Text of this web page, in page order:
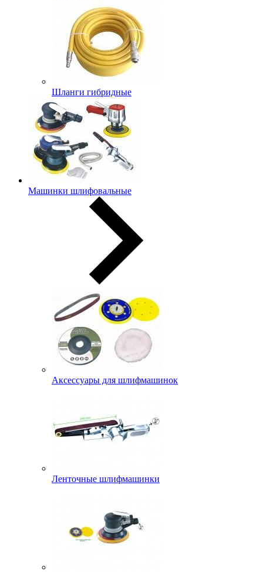
Шланги гибридные
Машинки шлифовальные
Аксессуары для шлифмашинок
Ленточные шлифмашинки